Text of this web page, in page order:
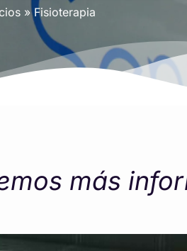
»Fisioterapia
más